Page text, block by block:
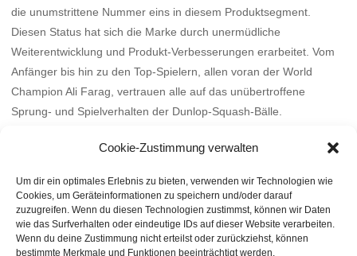
Cookie-Zustimmung verwalten
Um dir ein optimales Erlebnis zu bieten, verwenden wir Technologien wie
Cookies, um Geräteinformationen zu speichern und/oder darauf
zuzugreifen. Wenn du diesen Technologien zustimmst, können wir Daten
wie das Surfverhalten oder eindeutige IDs auf dieser Website verarbeiten.
Wenn du deine Zustimmung nicht erteilst oder zurückziehst, können
bestimmte Merkmale und Funktionen beeinträchtigt werden.
die unumstrittene Nummer eins in diesem Produktsegment.
Diesen Status hat sich die Marke durch unermüdliche
Weiterentwicklung und Produkt-Verbesserungen erarbeitet. Vom
Anfänger bis hin zu den Top-Spielern, allen voran der World
Champion Ali Farag, vertrauen alle auf das unübertroffene
Sprung- und Spielverhalten der Dunlop-Squash-Bälle.